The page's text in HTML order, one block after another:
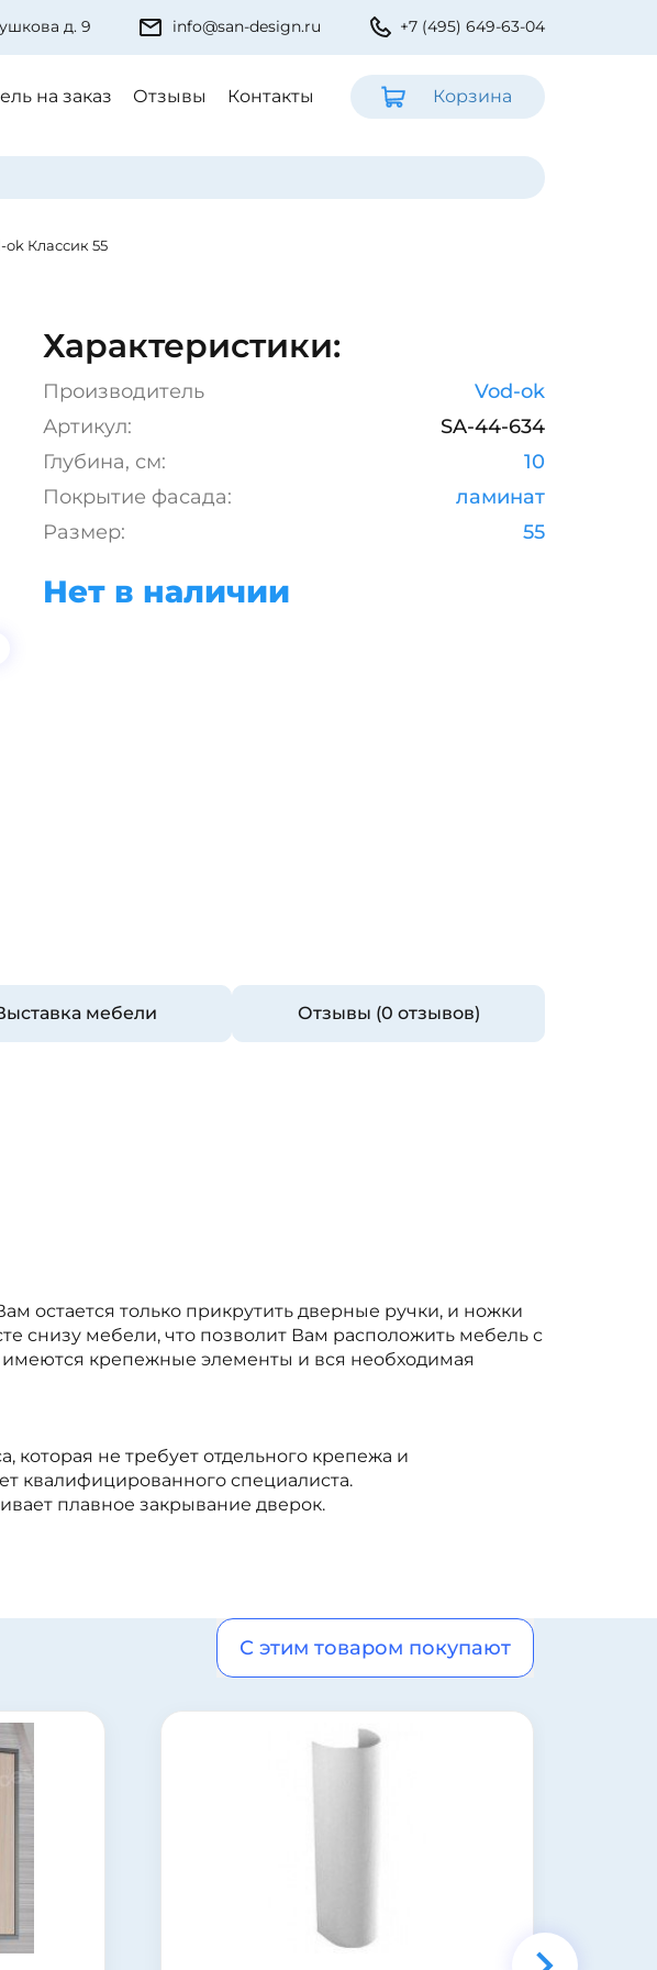
д. 9 info@san-design.ru +7 (495) 649-63-04
на заказ Отзывы Контакты Корзина
Классик 55
Характеристики:
Производитель
Vod-ok
Артикул:
SA-44-634
Глубина, см:
10
Покрытие фасада:
ламинат
Размер:
55
Нет в наличии
мебели Отзывы (0 отзывов)
остается только прикрутить дверные ручки, и ножки
снизу мебели, что позволит Вам расположить мебель с
имеются крепежные элементы и вся необходимая
которая не требует отдельного крепежа и
квалифицированного специалиста.
плавное закрывание дверок.
С этим товаром покупают